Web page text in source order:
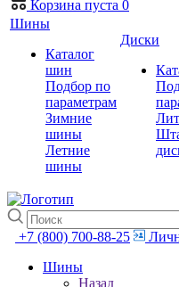
Корзина пуста 0
Шины
Каталог
шин
Подбор по
параметрам
Зимние
шины
Летние
шины
Диски
+7 (800) 700-88-25
Шины
Назад